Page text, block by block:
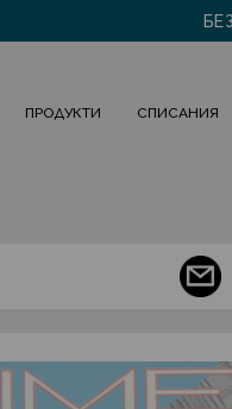
ПРОДУКТИ СПИСАНИЯ